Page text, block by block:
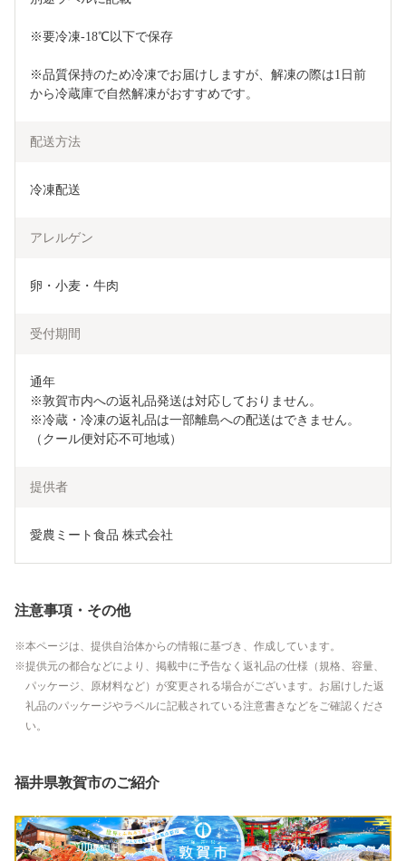
※要冷凍-18℃以下で保存
※品質保持のため冷凍でお届けしますが、解凍の際は1日前
から冷蔵庫で自然解凍がおすすめです。
配送方法
冷凍配送
アレルゲン
卵・小麦・牛肉
受付期間
通年
※敦賀市内への返礼品発送は対応しておりません。
※冷蔵・冷凍の返礼品は一部離島への配送はできません。
（クール便対応不可地域）
提供者
愛農ミート食品 株式会社
注意事項・その他
本ページは、提供自治体からの情報に基づき、作成しています。
提供元の都合などにより、掲載中に予告なく返礼品の仕様（規格、容量、
パッケージ、原材料など）が変更される場合がございます。お届けした返
礼品のパッケージやラベルに記載されている注意書きなどをご確認くださ
い。
福井県敦賀市のご紹介